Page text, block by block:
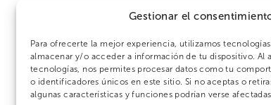
Gestionar el
Para ofrecerte la mejor experiencia, utilizamos
almacenar y/o acceder a información de tu dispositivo. Al
tecnologías, nos permites procesar datos como tu
o identificadores únicos en este sitio. Si no aceptas o
algunas características y funciones podrían verse